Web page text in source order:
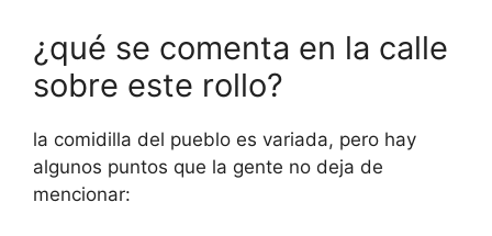
¿qué se comenta en la calle
sobre este rollo?
la comidilla del pueblo es variada, pero hay
algunos puntos que la gente no deja de
mencionar: